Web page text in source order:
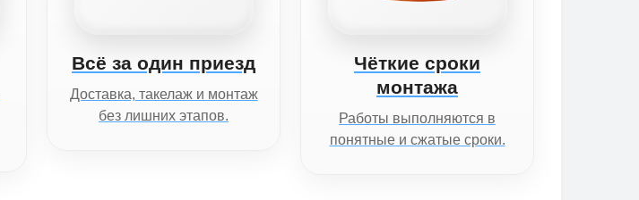
Всё за один приезд
Доставка, такелаж и монтаж
без лишних этапов.
Чёткие сроки
монтажа
Работы выполняются в
понятные и сжатые сроки.